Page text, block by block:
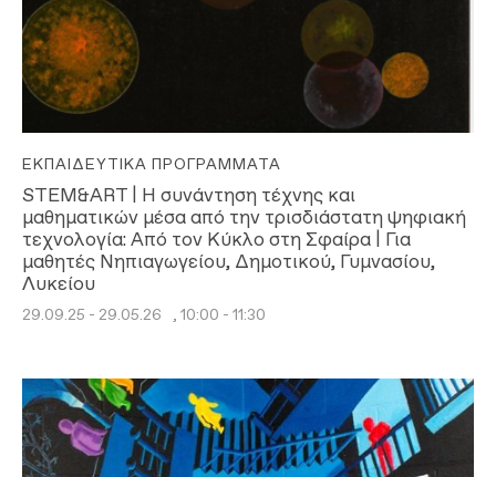
ΕΚΠΑΙΔΕΥΤΙΚΆ ΠΡΟΓΡΆΜΜΑΤΑ
STEM&ART | Η συνάντηση τέχνης και
μαθηματικών μέσα από την τρισδιάστατη ψηφιακή
τεχνολογία: Από τον Κύκλο στη Σφαίρα | Για
μαθητές Νηπιαγωγείου, Δημοτικού, Γυμνασίου,
Λυκείου
29.09.25 - 29.05.26 , 10:00 - 11:30